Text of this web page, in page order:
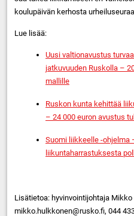
koulupäivän kerhosta
Lue lisää:
Uusi valtionavustus
jatkuvuuden Ruskolla –
mallille
Ruskon kunta kehittää
– 24 000 euron avustus
Suomi liikkeelle -ohjelma
liikuntaharrastuksesta
Lisätietoa: hyvinvointijohtaja Mikko
mikko.hulkkonen@rusko.fi, 044